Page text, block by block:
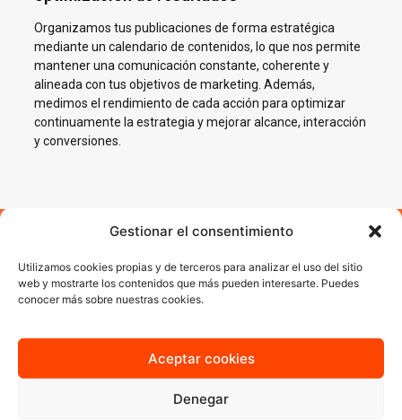
Gestionar el consentimiento
Utilizamos cookies propias y de terceros para analizar el uso del sitio
web y mostrarte los contenidos que más pueden interesarte. Puedes
conocer más sobre nuestras cookies.
Aceptar cookies
Denegar
Organizamos tus publicaciones de forma estratégica
mediante un calendario de contenidos, lo que nos permite
mantener una comunicación constante, coherente y
alineada con tus objetivos de marketing. Además,
medimos el rendimiento de cada acción para optimizar
continuamente la estrategia y mejorar alcance, interacción
y conversiones.
Impulsamos tu negocio en
Redes Sociales en Totana
Quiero más información